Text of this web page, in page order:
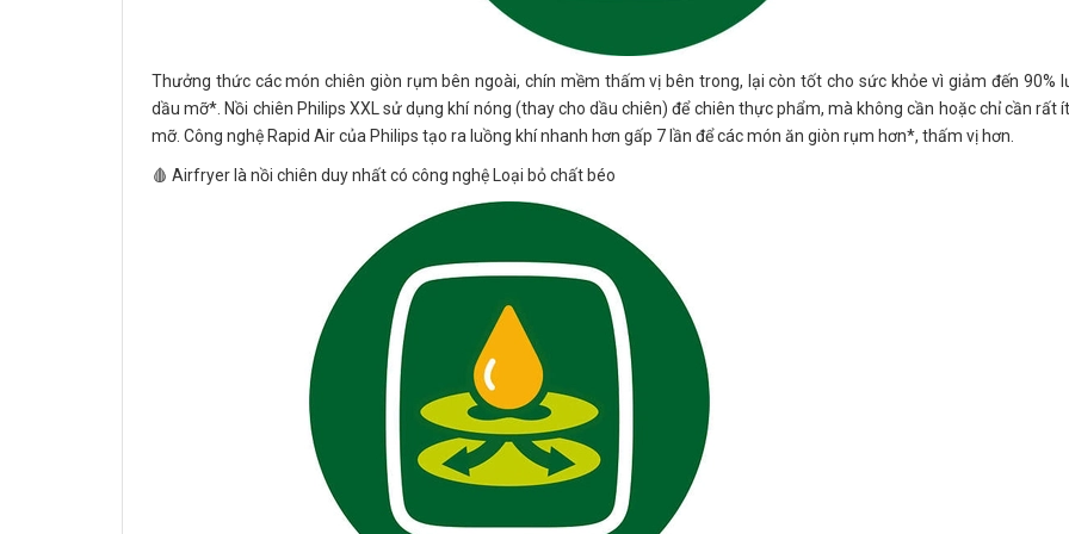
Thưởng thức các món chiên giòn rụm bên ngoài, chín mềm thấm vị bên trong, lại còn tốt cho sức khỏe vì giảm đến 90%
dầu mỡ*. Nồi chiên Philips XXL sử dụng khí nóng (thay cho dầu chiên) để chiên thực phẩm, mà không cần hoặc chỉ cần rất
mỡ. Công nghệ Rapid Air của Philips tạo ra luồng khí nhanh hơn gấp 7 lần để các món ăn giòn rụm hơn*, thấm vị hơn.
🩸 Airfryer là nồi chiên duy nhất có công nghệ Loại bỏ chất béo